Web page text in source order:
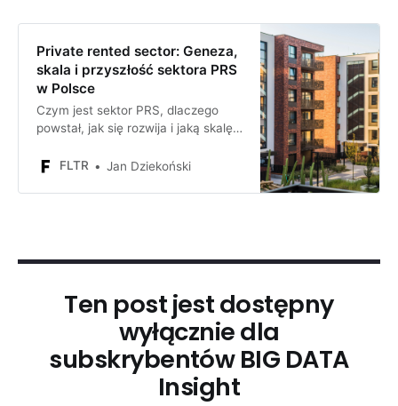
przedsiębiorców i inwestorów
Private rented sector: Geneza,
skala i przyszłość sektora PRS
w Polsce
Czym jest sektor PRS, dlaczego
powstał, jak się rozwija i jaką skalę
sektorze, w co i gdzie inwestują
FLTR Jan Dziekoński
Ten post jest dostępny
wyłącznie dla
subskrybentów BIG DATA
Insight